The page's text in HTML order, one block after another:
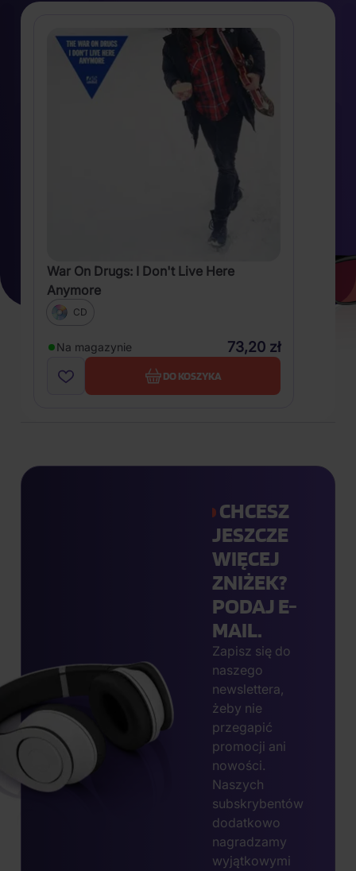
War On Drugs: I Don't Live Here
Anymore
CD
Na magazynie 73,20 zł
DO KOSZYKA
CHCESZ
JESZCZE
WIĘCEJ
ZNIŻEK?
PODAJ E-
MAIL.
Zapisz się do
naszego
newslettera,
żeby nie
przegapić
promocji ani
nowości.
Naszych
subskrybentów
dodatkowo
nagradzamy
wyjątkowymi